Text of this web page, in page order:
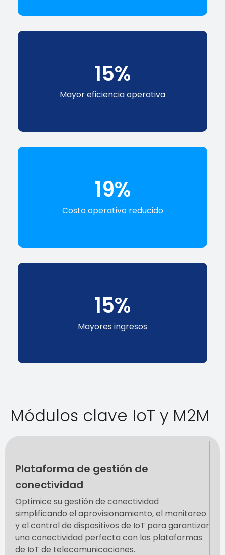
17%
Mayor eficiencia operativa
21%
Costo operativo reducido
17%
Mayores ingresos
Módulos clave IoT y M2M
Plataforma de gestión de
conectividad
Optimice su gestión de conectividad
simplificando el aprovisionamiento, el monitoreo
y el control de dispositivos de IoT para garantizar
una conectividad perfecta con las plataformas
de IoT de telecomunicaciones.